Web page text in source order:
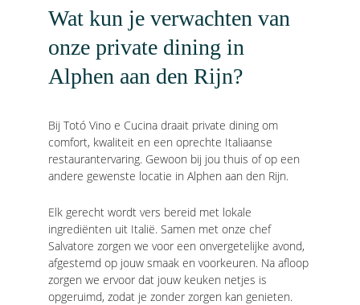
Wat kun je verwachten van
onze private dining in
Alphen aan den Rijn?
Bij Totó Vino e Cucina draait private dining om
comfort, kwaliteit en een oprechte Italiaanse
restaurantervaring. Gewoon bij jou thuis of op een
andere gewenste locatie in Alphen aan den Rijn.
Elk gerecht wordt vers bereid met lokale
ingrediënten uit Italië. Samen met onze chef
Salvatore zorgen we voor een onvergetelijke avond,
afgestemd op jouw smaak en voorkeuren. Na afloop
zorgen we ervoor dat jouw keuken netjes is
opgeruimd, zodat je zonder zorgen kan genieten.